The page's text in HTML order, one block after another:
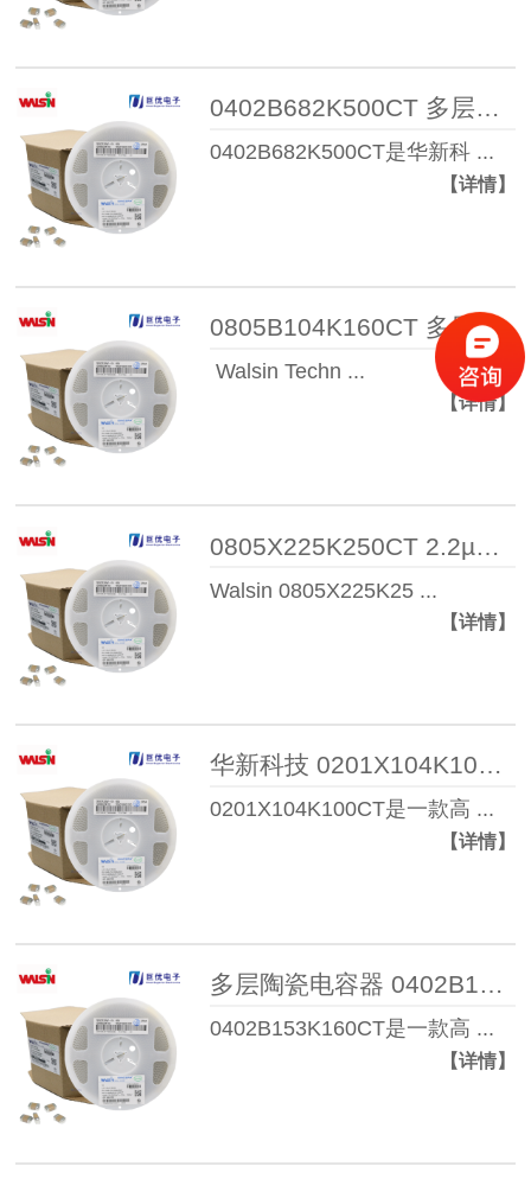
0402B682K500CT 多层陶瓷电容器
0402B682K500CT是华新科 ...
【详情】
0805B104K160CT 多层陶瓷电容器
Walsin Techn ...
【详情】
0805X225K250CT 2.2µF 25V X5R 0 ...
Walsin 0805X225K25 ...
【详情】
华新科技 0201X104K100CT 多层陶瓷电容器
0201X104K100CT是一款高 ...
【详情】
多层陶瓷电容器 0402B153K160CT
0402B153K160CT是一款高 ...
【详情】